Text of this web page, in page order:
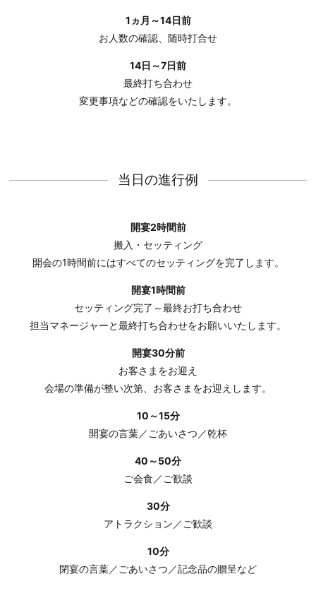
1ヵ月～14日前
お人数の確認、随時打合せ
14日～7日前
最終打ち合わせ
変更事項などの確認をいたします。
当日の進行例
開宴2時間前
搬入・セッティング
開会の1時間前にはすべてのセッティングを完了します。
開宴1時間前
セッティング完了～最終お打ち合わせ
担当マネージャーと最終打ち合わせをお願いいたします。
開宴30分前
お客さまをお迎え
会場の準備が整い次第、お客さまをお迎えします。
10～15分
開宴の言葉／ごあいさつ／乾杯
40～50分
ご会食／ご歓談
30分
アトラクション／ご歓談
10分
閉宴の言葉／ごあいさつ／記念品の贈呈など